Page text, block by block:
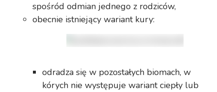
spośród odmian jednego z rodziców,
obecnie istniejący wariant kury:
odradza się w pozostałych biomach, w
kórych nie występuje wariant ciepły lub